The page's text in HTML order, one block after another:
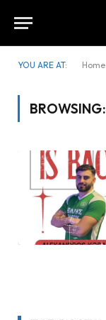
YOU ARE AT: Home
BROWSING: